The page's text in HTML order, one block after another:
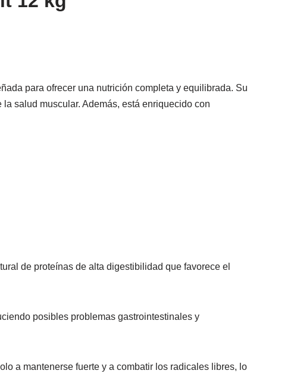
para ofrecer una nutrición completa y equilibrada. Su
salud muscular. Además, está enriquecido con
de proteínas de alta digestibilidad que favorece el
posibles problemas gastrointestinales y
a mantenerse fuerte y a combatir los radicales libres, lo